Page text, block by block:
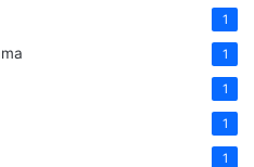
1
1
1
1
1